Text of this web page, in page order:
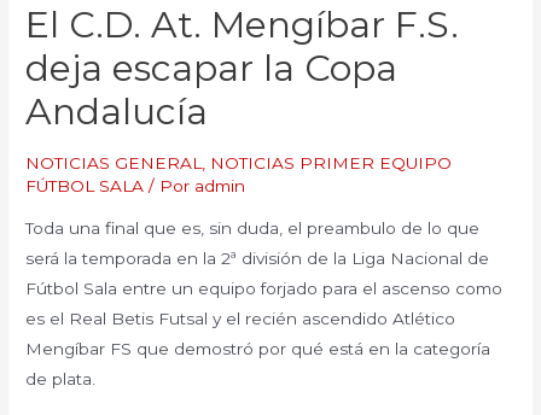
El C.D. At. Mengíbar F.S.
deja escapar la Copa
Andalucía
NOTICIAS GENERAL
NOTICIAS PRIMER EQUIPO
FÚTBOL SALA / Por admin
Toda una final que es, sin duda, el preambulo de lo que
será la temporada en la 2ª división de la Liga Nacional de
Fútbol Sala entre un equipo forjado para el ascenso como
es el Real Betis Futsal y el recién ascendido Atlético
Mengíbar FS que demostró por qué está en la categoría
de plata.